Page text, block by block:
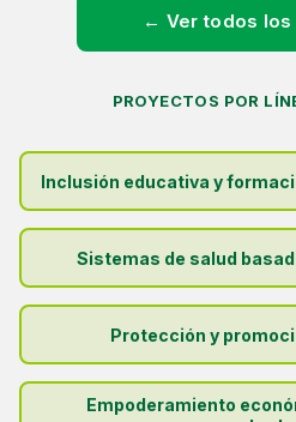
← Ver todos
PROYECTOS POR
Inclusión educativa y
Sistemas de salud
Protección y
Empoderamiento